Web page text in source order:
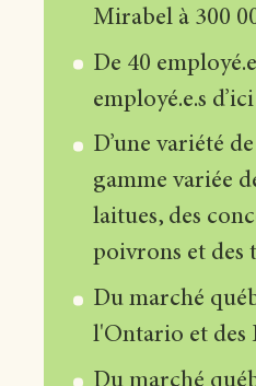
Mirabel à 300
De 40
employé.e.s
D’une variété
gamme variée
laitues, des
poivrons et des
Du marché
l'Ontario et des